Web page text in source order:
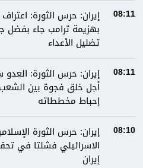
08:11
إيران: حرس الثورة: اعتراف
بهزيمة ترامب جاء بفضل
تضليل الأعداء
08:11
إيران: حرس الثورة:
أجل خلق فجوة بين
إحباط مخططاته
08:10
إيران: حرس الثورة
الاسرائيلي فشلتا في
إيران